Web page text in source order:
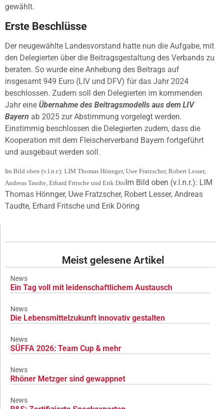
gewählt.
Erste Beschlüsse
Der neugewählte Landesvorstand hatte nun die Aufgabe, mit
den Delegierten über die Beitragsgestaltung des Verbands zu
beraten. So wurde eine Anhebung des Beitrags auf
insgesamt 949 Euro (LIV und DFV) für das Jahr 2024
beschlossen. Zudem soll den Delegierten im kommenden
Jahr eine Übernahme des Beitragsmodells aus dem LIV
Bayern ab 2025 zur Abstimmung vorgelegt werden.
Einstimmig beschlossen die Delegierten zudem, dass die
Kooperation mit dem Fleischerverband Bayern fortgeführt
und ausgebaut werden soll.
Im Bild oben (v.l.n.r.): LIM Thomas Hönnger, Uwe Fratzscher, Robert Lesser,
Andreas Taudte, Erhard Fritsche und Erik DörIm Bild oben (v.l.n.r.): LIM
Thomas Hönnger, Uwe Fratzscher, Robert Lesser, Andreas
Taudte, Erhard Fritsche und Erik Döring
Meist gelesene Artikel
News
Ein Tag voll mit leidenschaftlichem Austausch
News
Die Lebensmittelzukunft innovativ gestalten
News
SÜFFA 2026: Team Cup & mehr
News
Rhöner Metzger sind gewappnet
News